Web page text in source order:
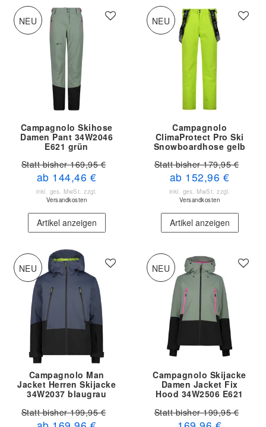
NEU
Campagnolo Skihose
Damen Pant 34W2046
E621 grün
Statt bisher 169,95 €
ab 144,46 €
inkl. ges. MwSt. zzgl.
Versandkosten
Artikel anzeigen
NEU
Campagnolo
ClimaProtect Pro Ski
Snowboardhose gelb
3W04467 E112
Statt bisher 179,95 €
ab 152,96 €
inkl. ges. MwSt. zzgl.
Versandkosten
Artikel anzeigen
NEU
Campagnolo Man
Jacket Herren Skijacke
34W2037 blaugrau
Statt bisher 199,95 €
NEU
Campagnolo Skijacke
Damen Jacket Fix
Hood 34W2506 E621
Statt bisher 199,95 €